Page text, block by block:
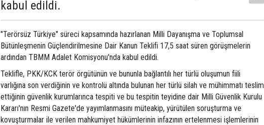
kabul edildi.
"Terörsüz Türkiye" süreci kapsamında hazırlanan Milli Dayanışma ve Toplumsal
Bütünleşmenin Güçlendirilmesine Dair Kanun Teklifi 17,5 saat süren görüşmelerin
ardından TBMM Adalet Komisyonu'nda kabul edildi.
Teklifle, PKK/KCK terör örgütünün ve bununla bağlantılı her türlü oluşumun fiili
varlığına son verdiğinin ve kontrolü altında bulunan her türlü silah ve mühimmatı teslim
ettiğinin güvenlik kurumlarınca tespiti ve bu tespitin teyidine dair Milli Güvenlik Kurulu
Kararı'nın Resmi Gazete'de yayımlanmasını müteakip, yürütülen soruşturma ve
kovuşturmalar ile verilen mahkumiyet hükümlerinin infazının ertelenmesi işlemlerinin